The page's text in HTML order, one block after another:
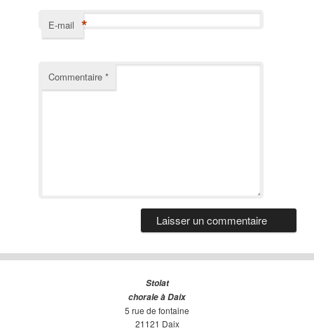
E-mail *
Commentaire*
Stolat
chorale à Daix
5 rue de fontaine
21121 Daix